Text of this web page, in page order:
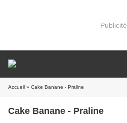
Publicité
Accueil » Cake Banane - Praline
Cake Banane - Praline